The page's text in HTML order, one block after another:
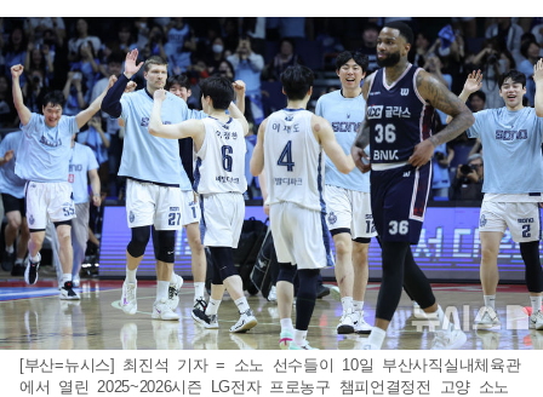
[부산=뉴시스] 최진석 기자 = 소노 선수들이 10일 부산사직실내체육관
에서 열린 2025~2026시즌 LG전자 프로농구 챔피언결정전 고양 소노